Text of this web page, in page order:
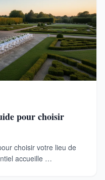
pour choisir
choisir votre lieu de
accueille …